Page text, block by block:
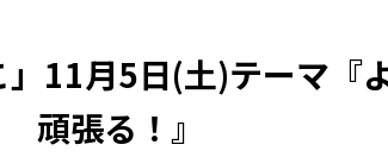
」11月5日(土)テーマ『
頑張る！』